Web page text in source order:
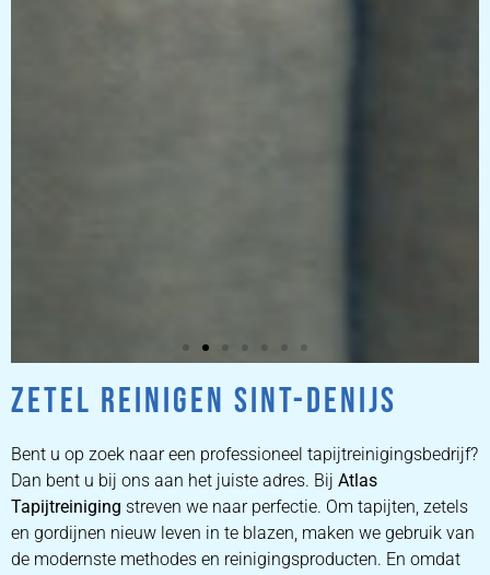
ZETEL
REINIGEN
ZETEL REINIGEN DOOR
PROFESSIONALS
ZETEL REINIGEN SINT-DENIJS
Bent u op zoek naar een professioneel tapijtreinigingsbedrijf?
Dan bent u bij ons aan het juiste adres. Bij Atlas
Tapijtreiniging streven we naar perfectie. Om tapijten, zetels
en gordijnen nieuw leven in te blazen, maken we gebruik van
de modernste methodes en reinigingsproducten. En omdat